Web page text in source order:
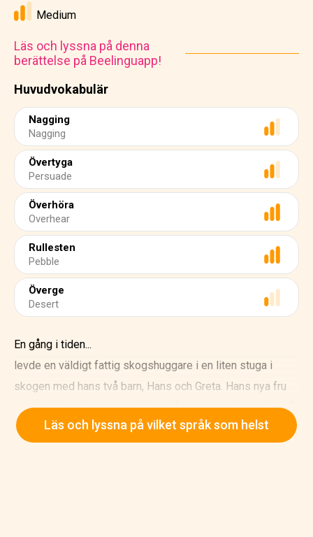
Huvudvokabulär
Nagging
Nagging
Övertyga
Persuade
Överhöra
Overhear
Rullesten
Pebble
Överge
Desert
Medium
Läs och lyssna på denna
berättelse på Beelinguapp!
En gång i tiden...
levde en väldigt fattig skogshuggare i en liten stuga i
skogen med hans två barn, Hans och Greta. Hans nya fru
behandlade ofta barnen väldigt dåligt och gnällde alltid på
skogshuggaren.
Läs och lyssna på vilket språk som helst